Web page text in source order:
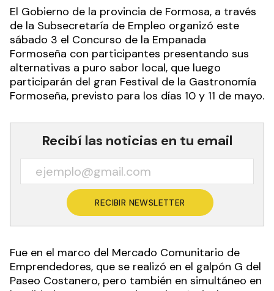
El Gobierno de la provincia de Formosa, a través
de la Subsecretaría de Empleo organizó este
sábado 3 el Concurso de la Empanada
Formoseña con participantes presentando sus
alternativas a puro sabor local, que luego
participarán del gran Festival de la Gastronomía
Formoseña, previsto para los días 10 y 11 de mayo.
Recibí las noticias en tu email
RECIBIR NEWSLETTER
Fue en el marco del Mercado Comunitario de
Emprendedores, que se realizó en el galpón G del
Paseo Costanero, pero también en simultáneo en